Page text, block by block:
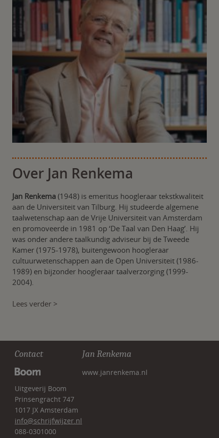
Over Jan Renkema
Jan Renkema (1948) is emeritus hoogleraar tekstkwaliteit
aan de Universiteit van Tilburg. Hij studeerde algemene
taalwetenschap aan de Vrije Universiteit van Amsterdam
en promoveerde in 1981 op ‘De Taal van Den Haag’. Hij
was onder andere taalkundig adviseur bij de Tweede
Kamer (1975-1978), buitengewoon hoogleraar
cultuurwetenschappen aan de Open Universiteit (1986-
1989) en bijzonder hoogleraar taalverzorging (1999-
2004).
Lees verder >
Contact
Uitgeverij Boom
Prinsengracht 747
1017 JX Amsterdam
info@schrijfwijzer.nl
088-0301000
Jan Renkema
www.janrenkema.nl